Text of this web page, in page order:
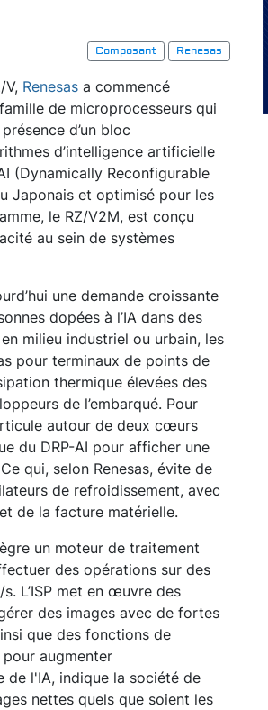
Composant
Renesas
V, Renesas a commencé
de microprocesseurs qui
d’un bloc
d’intelligence artificielle
(Dynamically Reconfigurable
Japonais et optimisé pour les
le RZ/V2M, est conçu
au sein de systèmes
une demande croissante
dopées à l’IA dans des
milieu industriel ou urbain, les
pour terminaux de points de
thermique élevées des
de l’embarqué. Pour
autour de deux cœurs
du DRP-AI pour afficher une
qui, selon Renesas, évite de
de refroidissement, avec
de la facture matérielle.
un moteur de traitement
des opérations sur des
L’ISP met en œuvre des
des images avec de fortes
que des fonctions de
augmenter
de l'IA, indique la société de
nettes quels que soient les